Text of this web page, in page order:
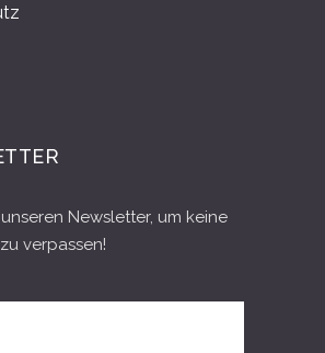
Newsletter, um keine
verpassen!